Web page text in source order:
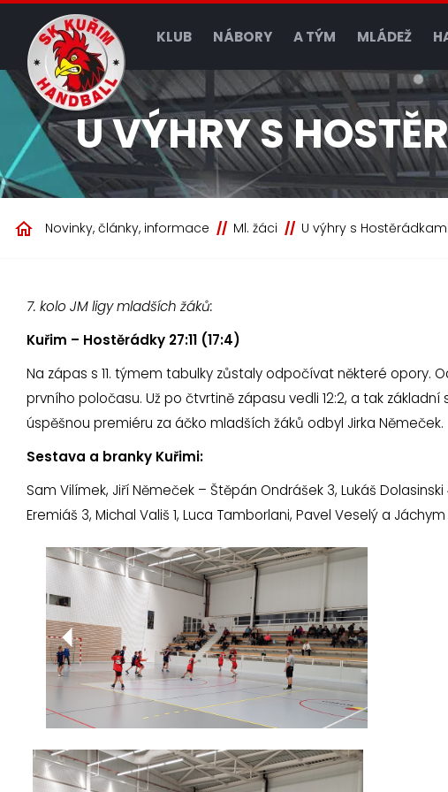
KLUB NÁBORY A TÝM MLÁDEŽ
U VÝHRY S
Novinky, články, informace Ml. žáci U výhry s
7. kolo JM ligy mladších žáků:
Kuřim – Hostěrádky 27:11 (17:4)
Na zápas s 11. týmem tabulky zůstaly odpočívat některé
prvního poločasu. Už po čtvrtině zápasu vedli 12:2, a tak
úspěšnou premiéru za áčko mladších žáků odbyl Jirka Němeček.
Sestava a branky Kuřimi:
Sam Vilímek, Jiří Němeček – Štěpán Ondrášek 3, Lukáš
Eremiáš 3, Michal Vališ 1, Luca Tamborlani, Pavel Veselý a Jáchym